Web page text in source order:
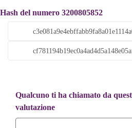
Hash del numero 3200805852
Qualcuno ti ha chiamato da
valutazione